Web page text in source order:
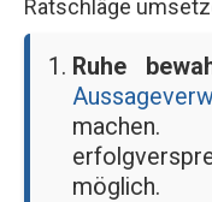
Ratschläge
Ruhe
möglich.